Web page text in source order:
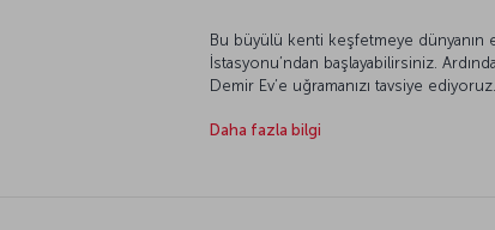
Bu büyülü kenti keşfetmeye dünyanın
İstasyonu’ndan başlayabilirsiniz.
Demir Ev’e uğramanızı tavsiye
sonra kendinizi Inhaca Adası’nda
Daha fazla bilgi